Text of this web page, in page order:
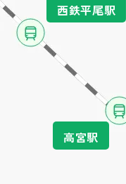
西鉄平尾駅
高宮駅